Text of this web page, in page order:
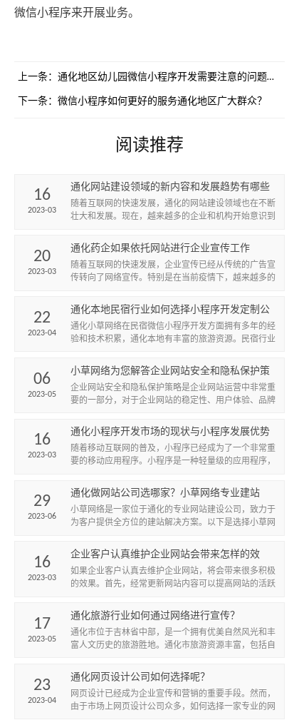
微信小程序来开展业务。
上一条： 通化地区幼儿园微信小程序开发需要注意的问题与功能如何搭配？
下一条： 微信小程序如何更好的服务通化地区广大群众？
阅读推荐
16
2023-03
通化网站建设领域的新内容和发展趋势有哪些
呢？
随着互联网的快速发展，通化的网站建设领域也在不断
壮大和发展。现在，越来越多的企业和机构开始意识到
的知名度和形象，...
20
2023-03
通化药企如果依托网站进行企业宣传工作
随着互联网的快速发展，企业宣传已经从传统的广告宣
传转向了网络宣传。特别是在当前疫情下，越来越多的
化药企作为一个在...
22
2023-04
通化本地民宿行业如何选择小程序开发定制公
司？通化小草网络提供小程序开发服务
通化小草网络在民宿微信小程序开发方面拥有多年的经
验和技术积累，通化本地有丰富的旅游资源。民宿行业
需求也越来越大。...
06
2023-05
小草网络为您解答企业网站安全和隐私保护策
略有哪些？
​企业网站安全和隐私保护策略是企业网站运营中非常重
要的一部分，对于企业网站的稳定性、用户体验、品牌
方面阐述企业网...
16
2023-03
通化小程序开发市场的现状与小程序发展优势
​随着移动互联网的普及，小程序已经成为了一个非常重
要的移动应用程序。小程序是一种轻量级的应用程序，
使用。小程序具...
29
2023-06
通化做网站公司选哪家？小草网络专业建站
小草网络是一家位于通化的专业网站建设公司，致力于
为客户提供全方位的建站解决方案。以下是选择小草网
16
2023-03
企业客户认真维护企业网站会带来怎样的效
果？
如果企业客户认真去维护企业网站，将会带来很多积极
的效果。首先，经常更新网站内容可以提高网站的活跃
和维护网站安全可...
17
2023-05
通化旅游行业如何通过网络进行宣传？
​通化市位于吉林省中部，是一个拥有优美自然风光和丰
富人文历史的旅游胜地。通化市旅游资源丰富，包括自
山、集安鸭绿江、...
23
2023-04
通化网页设计公司如何选择呢？
网页设计已经成为企业宣传和营销的重要手段。然而，
由于市场上网页设计公司众多，如何选择一家专业的网